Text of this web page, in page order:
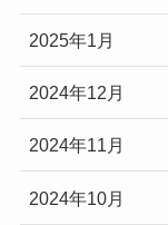
2025年1月
2024年12月
2024年11月
2024年10月